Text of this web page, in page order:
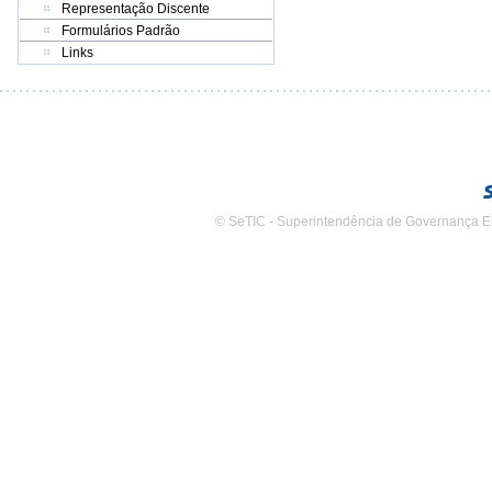
Representação Discente
Formulários Padrão
Links
© SeTIC - Superintendência de Governança